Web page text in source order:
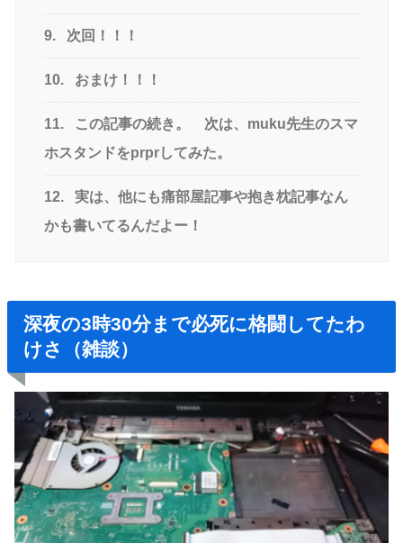
9. 次回！！！
10. おまけ！！！
11.
この記事の続き。 次は、muku先生のスマ
ホスタンドをprprしてみた。
12.
実は、他にも痛部屋記事や抱き枕記事なん
かも書いてるんだよー！
深夜の3時30分まで必死に格闘してたわ
けさ（雑談）